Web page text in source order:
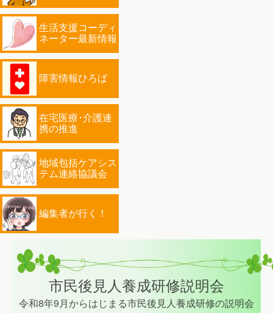
生活支援コーディ
ネーター最新情報
障害情報ひろば
在宅医療･介護連
携の推進
地域包括ケアシス
テム連絡協議会
編集者が行く！
市民後見人養成研修説明会
令和8年9月からはじまる市民後見人養成研修の説明会